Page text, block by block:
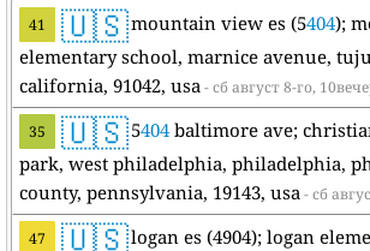
41 🇺🇸mountain view es (5404);
elementary school, marnice avenue,
california, 91042, usa- сб август 8-го,
35 🇺🇸5404baltimore ave;
park, west philadelphia, philadelphia,
county, pennsylvania, 19143, usa- сб
47 🇺🇸logan es (4904); logan